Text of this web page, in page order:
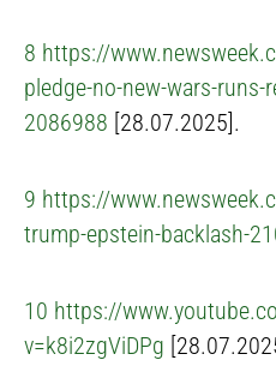
8 https://
pledge-no-new-wars-runs-
2086988 [28.07.2025].
9 https://
trump-epstein-backlash-
10 https://
v=k8i2zgViDPg